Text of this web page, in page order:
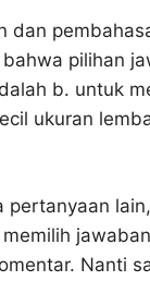
dan
pilihan
b. untuk
ukuran
pertanyaan
Nanti